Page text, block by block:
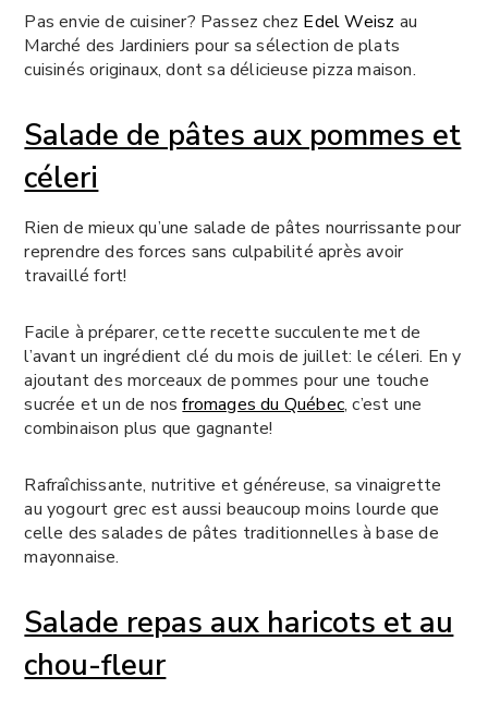
Pas envie de cuisiner? Passez chez Edel Weisz au
Marché des Jardiniers pour sa sélection de plats
cuisinés originaux, dont sa délicieuse pizza maison.
Salade de pâtes aux pommes et
céleri
Rien de mieux qu’une salade de pâtes nourrissante pour
reprendre des forces sans culpabilité après avoir
travaillé fort!
Facile à préparer, cette recette succulente met de
l’avant un ingrédient clé du mois de juillet: le céleri. En y
ajoutant des morceaux de pommes pour une touche
sucrée et un de nosfromages du Québec, c’est une
combinaison plus que gagnante!
Rafraîchissante, nutritive et généreuse, sa vinaigrette
au yogourt grec est aussi beaucoup moins lourde que
celle des salades de pâtes traditionnelles à base de
mayonnaise.
Salade repas aux haricots et au
chou-fleur